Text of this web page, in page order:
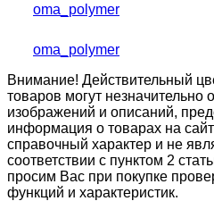
oma_polymer
oma_polymer
Внимание! Действительный
товаров могут незначительно
изображений и описаний,
информация о товарах на
справочный характер и не
соответствии с пунктом 2
просим Вас при покупке
функций и характеристик.